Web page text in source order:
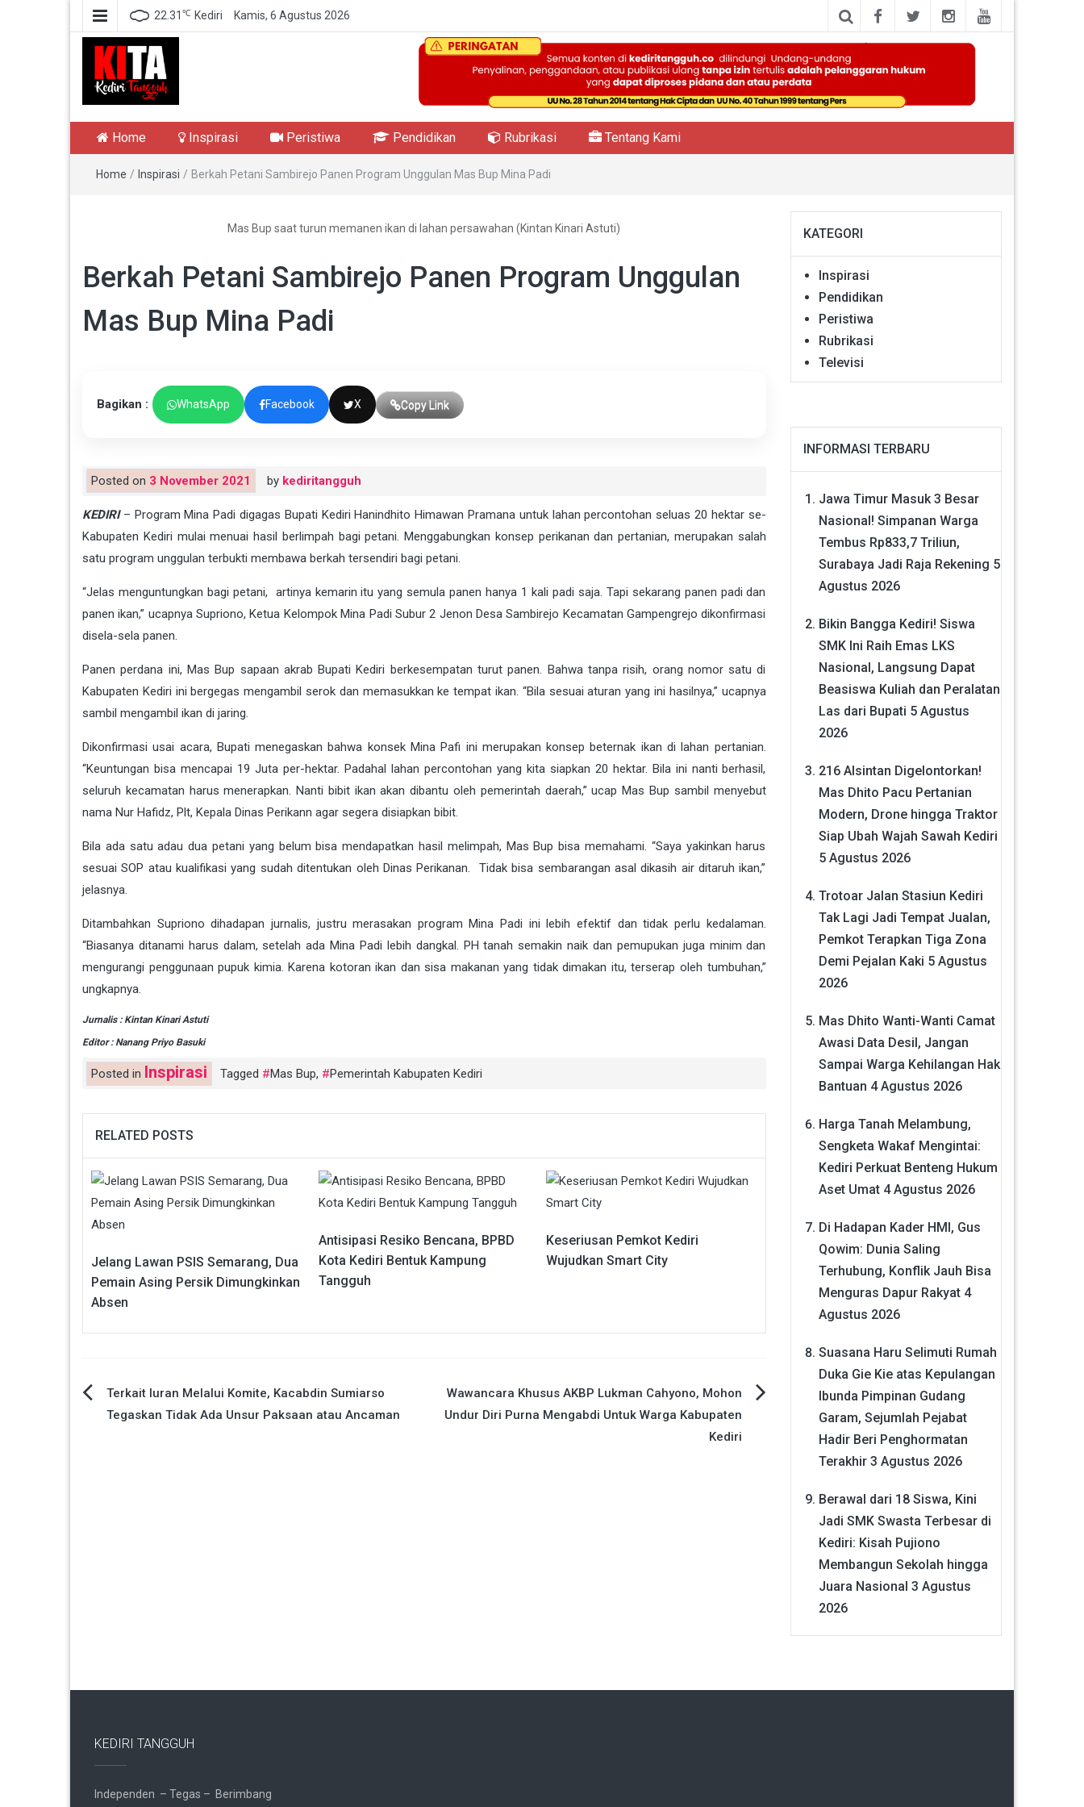
22.31 ℃ Kediri Kamis, 6 Agustus 2026
Kediri Tangguh
Home Inspirasi Peristiwa Pendidikan Rubrikasi Tentang Kami
Home / Inspirasi / Berkah Petani Sambirejo Panen Program Unggulan Mas Bup Mina Padi
Mas Bup saat turun memanen ikan di lahan persawahan (Kintan Kinari Astuti)
Berkah Petani Sambirejo Panen Program Unggulan
Mas Bup Mina Padi
Bagikan : WhatsApp Facebook X Copy Link
Posted on 3 November 2021 by kediritangguh
KEDIRI– Program Mina Padi digagas Bupati Kediri Hanindhito Himawan Pramana untuk lahan percontohan seluas 20 hektar se-
Kabupaten Kediri mulai menuai hasil berlimpah bagi petani. Menggabungkan konsep perikanan dan pertanian, merupakan salah
satu program unggulan terbukti membawa berkah tersendiri bagi petani.
“Jelas menguntungkan bagi petani, artinya kemarin itu yang semula panen hanya 1 kali padi saja. Tapi sekarang panen padi dan
panen ikan,” ucapnya Supriono, Ketua Kelompok Mina Padi Subur 2 Jenon Desa Sambirejo Kecamatan Gampengrejo dikonfirmasi
disela-sela panen.
Panen perdana ini, Mas Bup sapaan akrab Bupati Kediri berkesempatan turut panen. Bahwa tanpa risih, orang nomor satu di
Kabupaten Kediri ini bergegas mengambil serok dan memasukkan ke tempat ikan. “Bila sesuai aturan yang ini hasilnya,” ucapnya
sambil mengambil ikan di jaring.
Dikonfirmasi usai acara, Bupati menegaskan bahwa konsek Mina Pafi ini merupakan konsep beternak ikan di lahan pertanian.
“Keuntungan bisa mencapai 19 Juta per-hektar. Padahal lahan percontohan yang kita siapkan 20 hektar. Bila ini nanti berhasil,
seluruh kecamatan harus menerapkan. Nanti bibit ikan akan dibantu oleh pemerintah daerah,” ucap Mas Bup sambil menyebut
nama Nur Hafidz, Plt, Kepala Dinas Perikann agar segera disiapkan bibit.
Bila ada satu adau dua petani yang belum bisa mendapatkan hasil melimpah, Mas Bup bisa memahami. “Saya yakinkan harus
sesuai SOP atau kualifikasi yang sudah ditentukan oleh Dinas Perikanan. Tidak bisa sembarangan asal dikasih air ditaruh ikan,”
jelasnya.
Ditambahkan Supriono dihadapan jurnalis, justru merasakan program Mina Padi ini lebih efektif dan tidak perlu kedalaman.
“Biasanya ditanami harus dalam, setelah ada Mina Padi lebih dangkal. PH tanah semakin naik dan pemupukan juga minim dan
mengurangi penggunaan pupuk kimia. Karena kotoran ikan dan sisa makanan yang tidak dimakan itu, terserap oleh tumbuhan,”
ungkapnya.
Jurnalis : Kintan Kinari Astuti
Editor : Nanang Priyo Basuki
Posted in Inspirasi Tagged Mas Bup, Pemerintah Kabupaten Kediri
RELATED POSTS
Jelang Lawan PSIS Semarang, Dua
Pemain Asing Persik Dimungkinkan
Absen
Antisipasi Resiko Bencana, BPBD
Kota Kediri Bentuk Kampung
Tangguh
Keseriusan Pemkot Kediri
Wujudkan Smart City
Navigasi
Terkait Iuran Melalui Komite, Kacabdin Sumiarso
Tegaskan Tidak Ada Unsur Paksaan atau Ancaman
Wawancara Khusus AKBP Lukman Cahyono, Mohon
Undur Diri Purna Mengabdi Untuk Warga Kabupaten
Kediri
KATEGORI
Inspirasi
Pendidikan
Peristiwa
Rubrikasi
Televisi
INFORMASI TERBARU
Jawa Timur Masuk 3 Besar
Nasional! Simpanan Warga
Tembus Rp833,7 Triliun,
Surabaya Jadi Raja Rekening 5
Agustus 2026
Bikin Bangga Kediri! Siswa
SMK Ini Raih Emas LKS
Nasional, Langsung Dapat
Beasiswa Kuliah dan Peralatan
Las dari Bupati 5 Agustus
2026
216 Alsintan Digelontorkan!
Mas Dhito Pacu Pertanian
Modern, Drone hingga Traktor
Siap Ubah Wajah Sawah Kediri
5 Agustus 2026
Trotoar Jalan Stasiun Kediri
Tak Lagi Jadi Tempat Jualan,
Pemkot Terapkan Tiga Zona
Demi Pejalan Kaki 5 Agustus
2026
Mas Dhito Wanti-Wanti Camat
Awasi Data Desil, Jangan
Sampai Warga Kehilangan Hak
Bantuan 4 Agustus 2026
Harga Tanah Melambung,
Sengketa Wakaf Mengintai:
Kediri Perkuat Benteng Hukum
Aset Umat 4 Agustus 2026
Di Hadapan Kader HMI, Gus
Qowim: Dunia Saling
Terhubung, Konflik Jauh Bisa
Menguras Dapur Rakyat 4
Agustus 2026
Suasana Haru Selimuti Rumah
Duka Gie Kie atas Kepulangan
Ibunda Pimpinan Gudang
Garam, Sejumlah Pejabat
Hadir Beri Penghormatan
Terakhir 3 Agustus 2026
Berawal dari 18 Siswa, Kini
Jadi SMK Swasta Terbesar di
Kediri: Kisah Pujiono
Membangun Sekolah hingga
Juara Nasional 3 Agustus
2026
KEDIRI TANGGUH
Independen – Tegas – Berimbang